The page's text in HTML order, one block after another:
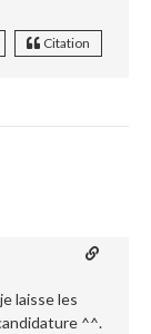
Citation
laisse les
^^.